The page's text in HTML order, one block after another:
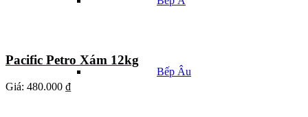
Bếp Âu
Pacific Petro Xám 12kg
Giá: 480.000 ₫